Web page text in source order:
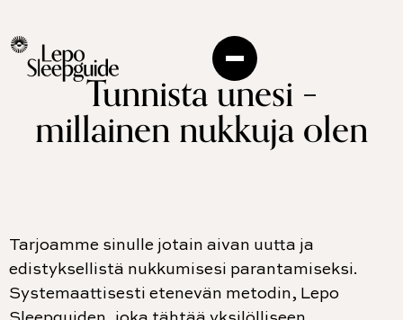
Tunnista unesi –
millainen nukkuja olen
Tarjoamme sinulle jotain aivan uutta ja
edistyksellistä nukkumisesi parantamiseksi.
Systemaattisesti etenevän metodin, Lepo